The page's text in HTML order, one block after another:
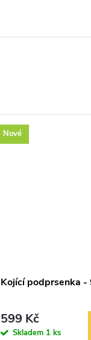
Nové
Kojící podprsenka -
599 Kč
Skladem 1 ks